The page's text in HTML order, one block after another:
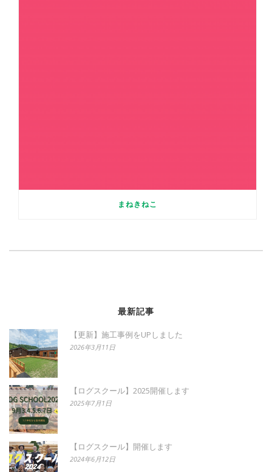
まねきねこ
最新記事
【更新】施工事例をUPしました
2026年3月11日
【ログスクール】2025開催します
2025年7月1日
【ログスクール】開催します
2024年6月12日